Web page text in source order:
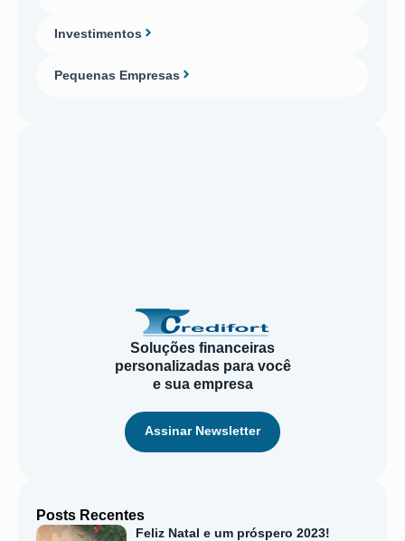
Investimentos
Pequenas Empresas
Soluções financeiras
personalizadas para você
e sua empresa
Assinar Newsletter
Posts Recentes
Feliz Natal e um próspero 2023!